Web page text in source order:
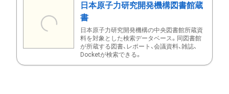
日本原子力研究開発機構図書館蔵
書
日本原子力研究開発機構の中央図書館所蔵資
料を対象とした検索データベース。同図書館
が所蔵する図書、レポート、会議資料、雑誌、
Docketが検索できる。